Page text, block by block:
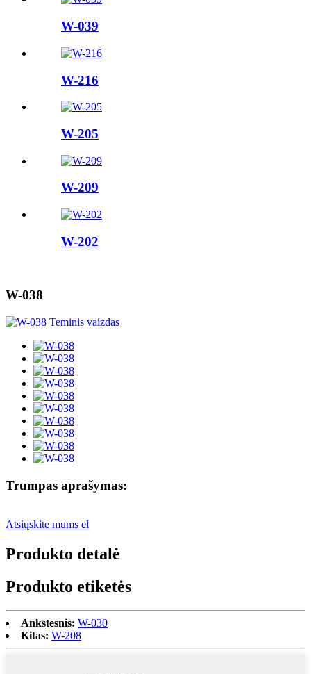
W-039
W-216
W-205
W-209
W-202
W-038
Trumpas aprašymas:
Atsiųskite mums el
Produkto detalė
Produkto etiketės
Ankstesnis: W-030
Kitas: W-208